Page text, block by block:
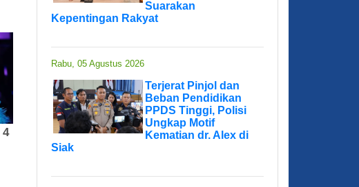
Suarakan
Kepentingan Rakyat
Rabu, 05 Agustus 2026
Terjerat Pinjol dan
Beban Pendidikan
PPDS Tinggi, Polisi
Ungkap Motif
Kematian dr. Alex di
Siak